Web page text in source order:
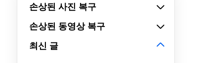
손상된 사진 복구
손상된 동영상 복구
최신 글